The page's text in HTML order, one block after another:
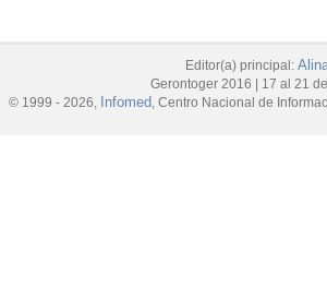
Editor(a) principal:
Gerontoger 2016 17 al 21
© 1999 - 2026, Infomed, Centro Nacional de